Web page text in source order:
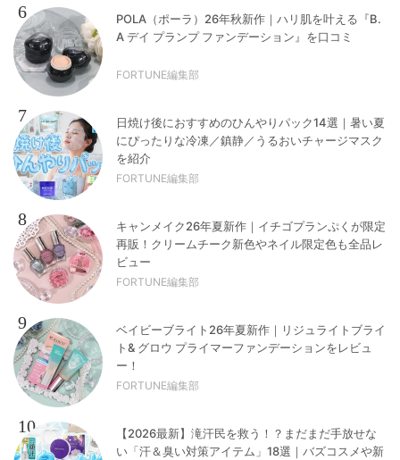
6
POLA（ポーラ）26年秋新作｜ハリ肌を叶える『B.
A デイ プランプ ファンデーション』を口コミ
FORTUNE編集部
7
日焼け後におすすめのひんやりパック14選｜暑い夏
にぴったりな冷凍／鎮静／うるおいチャージマスク
を紹介
FORTUNE編集部
8
キャンメイク26年夏新作｜イチゴプランぷくが限定
再販！クリームチーク新色やネイル限定色も全品レ
ビュー
FORTUNE編集部
9
ベイビーブライト26年夏新作｜リジュライトブライ
ト& グロウ プライマーファンデーションをレビュ
ー！
FORTUNE編集部
10
【2026最新】滝汗民を救う！？まだまだ手放せな
い「汗＆臭い対策アイテム」18選｜バズコスメや新